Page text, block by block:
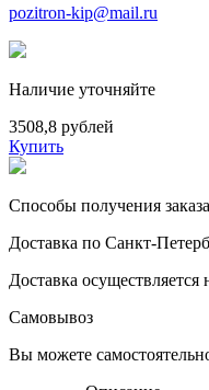
pozitron-kip@mail.ru
Наличие уточняйте
3508,8 рублей
Купить
Способы получения заказа
Доставка по Санкт-
Доставка
Самовывоз
Вы можете